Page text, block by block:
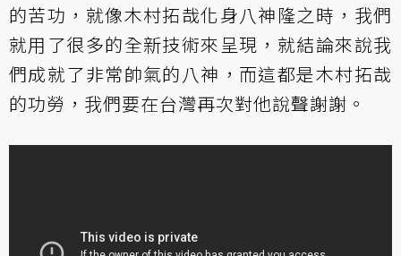
的苦功，就像木村拓哉化身八神隆之時，我們
就用了很多的全新技術來呈現，就結論來說我
們成就了非常帥氣的八神，而這都是木村拓哉
的功勞，我們要在台灣再次對他說聲謝謝。